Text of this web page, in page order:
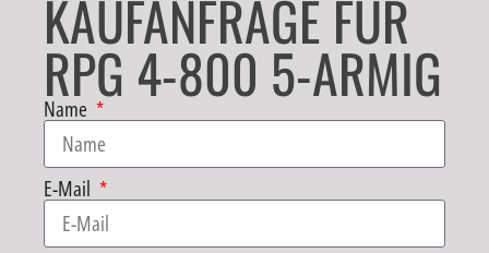
KAUFANFRAGE FÜR
RPG 4-800 5-ARMIG
Name
E-Mail